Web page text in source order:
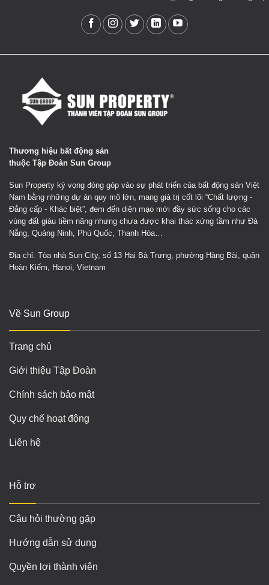
Thương hiệu bất động sản
thuộc Tập Đoàn Sun Group
Sun Property kỳ vọng đóng góp vào sự phát triển của bất động sản Việt
Nam bằng những dự án quy mô lớn, mang giá trị cốt lõi “Chất lượng -
Đẳng cấp - Khác biệt”, đem đến diện mạo mới đầy sức sống cho các
vùng đất giàu tiềm năng nhưng chưa được khai thác xứng tầm như Đà
Nẵng, Quảng Ninh, Phú Quốc, Thanh Hóa…
Địa chỉ: Tòa nhà Sun City, số 13 Hai Bà Trưng, phường Hàng Bài, quận
Hoàn Kiếm, Hanoi, Vietnam
Về Sun Group
Trang chủ
Giới thiệu Tập Đoàn
Chính sách bảo mật
Quy chế hoạt động
Liên hệ
Hỗ trợ
Câu hỏi thường gặp
Hướng dẫn sử dụng
Quyền lợi thành viên